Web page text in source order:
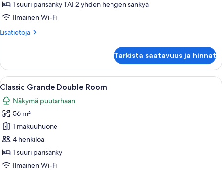
Ayodya
Palace
kuvat
1 suuri parisänky TAI 2 yhden hengen sänkyä
Ilmainen Wi-Fi
Lisätietoja
Lisätietoja
Tarkista saatavuus ja hinnat
Avaa
kaikki
huonetyypin
Classic
Grande
Double
Room
kuvat
Hotellihuone, jossa on suuri sänky,
7
Classic Grande Double Room
Näkymä puutarhaan
56 m²
1 makuuhuone
4 henkilöä
1 suuri parisänky
Ilmainen Wi-Fi